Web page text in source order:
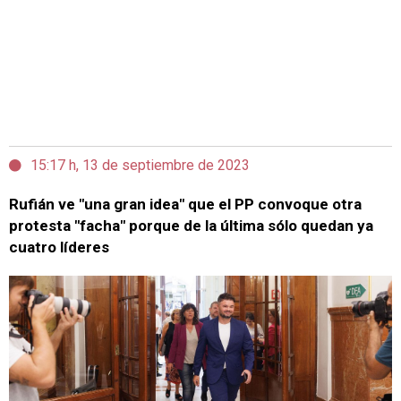
15:17 h, 13 de septiembre de 2023
Rufián ve "una gran idea" que el PP convoque otra
protesta "facha" porque de la última sólo quedan ya
cuatro líderes